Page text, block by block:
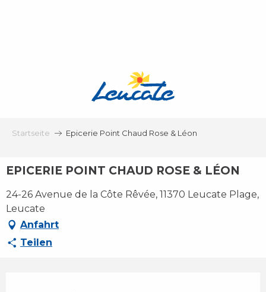
Startseite Epicerie Point Chaud Rose & Léon
EPICERIE POINT CHAUD ROSE & LÉON
24-26 Avenue de la Côte Rêvée, 11370 Leucate Plage,
Leucate
Anfahrt
Teilen